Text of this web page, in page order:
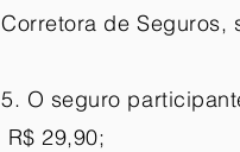
Corretora de Seguros,
5. O seguro
R$ 29,90;